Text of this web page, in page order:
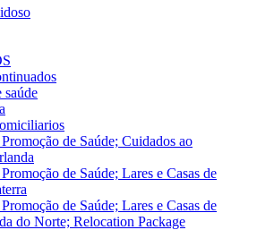
saúde
de Saúde; Cuidados ao
de Saúde; Lares e Casas de
de Saúde; Lares e Casas de
do Norte; Relocation Package